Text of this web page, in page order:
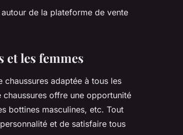
de la plateforme de vente
et les femmes
chaussures adaptée à tous les
offre une opportunité
bottines masculines, etc. Tout
et de satisfaire tous